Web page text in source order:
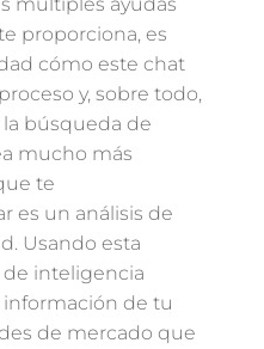
proporciona, es
cómo este chat
y, sobre todo,
búsqueda de
mucho más
te
es un análisis de
Usando esta
de inteligencia
información de tu
de mercado que